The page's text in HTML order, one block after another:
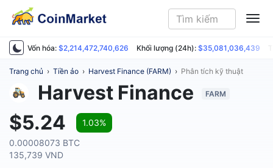
Vốn hóa: $2,214,472,740,626 Khối lượng (24h): $35,081,036,439
Trang chủ › Tiền ảo › Harvest Finance (FARM) › Phân tích kỹ thuật
Harvest Finance FARM
$5.24
1.03%
0.00008073 BTC
135,739 VND